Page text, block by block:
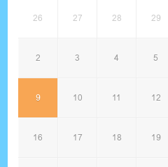
26 27 28 29
2 3 4 5
9 10 11 12
16 17 18 19